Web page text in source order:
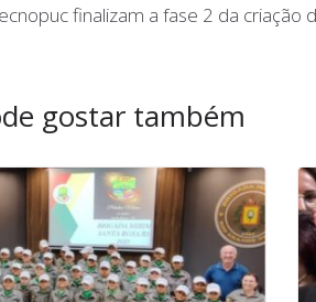
finalizam a fase 2 da criação
gostar também